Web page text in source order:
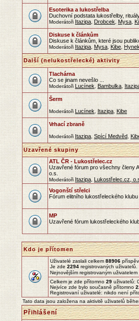
Esoterika a lukostřelba
Duchovní podstata lukostřelby,
Moderátoři Itazipa,Drobcek Mysa
Diskuse k článkům
Diskuse k článkům, které jsou
Moderátoři Itazipa,Mysa Kibe
Další (nelukostřelecké) aktivity
Tlachárna
Co se jinam nevešlo ...
Moderátoři Lucínek Bambulka
Šerm
Moderátoři Lucínek Itazipa Kibe
Vrhací zbraně
Moderátoři Itazipa,Spící Medvěd
Uzavřené skupiny
ATL ČR - Lukostřelec.cz
Uzavřené fórum pro všechny členy
o.s.
ModerátořiItazipa Lukostřelec.cz,
Vogonští střelci
Fórum elitního lukostřeleckého
MP
Uzavřené fórum lukostřeleckého
Kdo je přítomen
Uživatelé zaslali celkem 88906
Je zde 2294 registrovaných uživatelů.
Nejnovějším registrovaným
Celkem je zde přítomno 29 uživatelů:
Nejvíce zde bylo současně přítomno
Registrovaní uživatelé: nikdo není
Tato data jsou založena na aktivitě uživatelů
Přihlášení